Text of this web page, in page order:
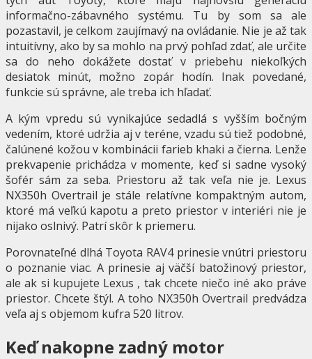
informačno-zábavného systému. Tu by som sa ale
pozastavil, je celkom zaujímavý na ovládanie. Nie je až tak
intuitívny, ako by sa mohlo na prvý pohľad zdať, ale určite
sa do neho dokážete dostať v priebehu niekoľkých
desiatok minút, možno zopár hodín. Inak povedané,
funkcie sú správne, ale treba ich hľadať.
A kým vpredu sú vynikajúce sedadlá s vyšším bočným
vedením, ktoré udržia aj v teréne, vzadu sú tiež podobné,
čalúnené kožou v kombinácii farieb khaki a čierna. Lenže
prekvapenie prichádza v momente, keď si sadne vysoký
šofér sám za seba. Priestoru až tak veľa nie je. Lexus
NX350h Overtrail je stále relatívne kompaktným autom,
ktoré má veľkú kapotu a preto priestor v interiéri nie je
nijako oslnivý. Patrí skôr k priemeru.
Porovnateľné dlhá Toyota RAV4 prinesie vnútri priestoru
o poznanie viac. A prinesie aj väčší batožinový priestor,
ale ak si kupujete Lexus , tak chcete niečo iné ako práve
priestor. Chcete štýl. A toho NX350h Overtrail predvádza
veľa aj s objemom kufra 520 litrov.
Keď nakopne zadný motor